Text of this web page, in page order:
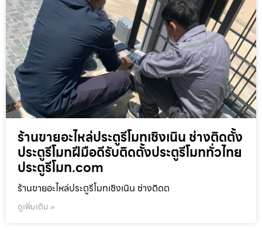
ร้านขายอะไหล่ประตูรีโมทเชิงเนิน ช่างติดตั้ง
ประตูรีโมทฝีมือดีรับติดตั้งประตูรีโมททั่วไทย
ประตูรีโมท.com
ร้านขายอะไหล่ประตูรีโมทเชิงเนิน ช่างติดต
ดูเพิ่มเติม »